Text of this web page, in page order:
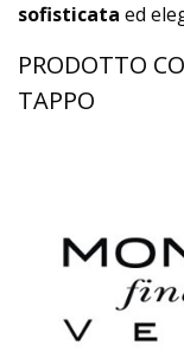
sofisticata ed
PRODOTTO
TAPPO